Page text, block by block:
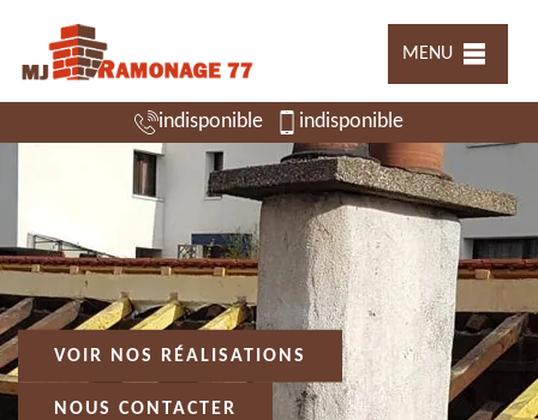
MENU
indisponible indisponible
VOIR NOS RÉALISATIONS
NOUS CONTACTER